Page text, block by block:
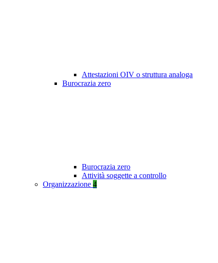
Attestazioni OIV o struttura analoga
Burocrazia zero
Burocrazia zero
Attività soggette a controllo
Organizzazione 4